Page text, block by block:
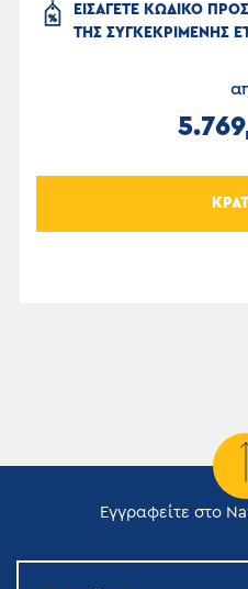
ΕΙΣΑΓΕΤΕ ΚΩΔΙΚΟ
ΤΗΣ ΣΥΓΚΕΚΡΙΜΕΝΗΣ
Εγγραφείτε στο